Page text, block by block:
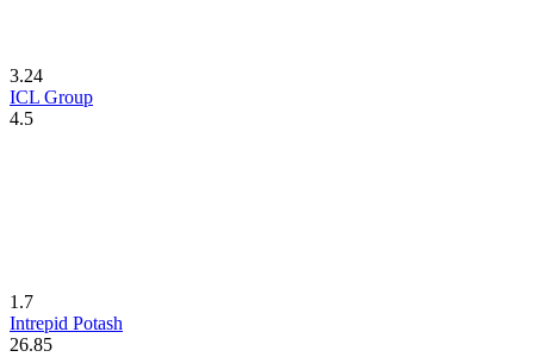
3.24
ICL Group
4.5
1.7
Intrepid Potash
26.85